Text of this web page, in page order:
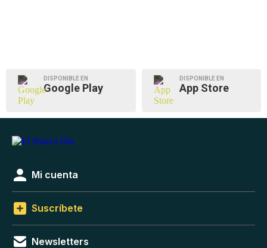
DISPONIBLE EN
Google Play
DISPONIBLE EN
App Store
Mi cuenta
Suscríbete
Newsletters